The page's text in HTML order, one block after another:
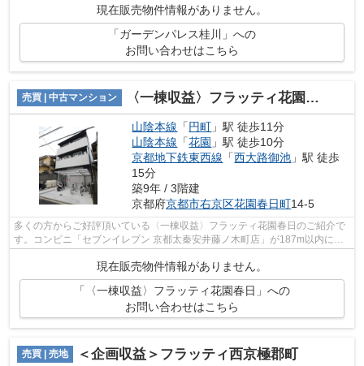
現在販売物件情報がありません。
「ガーデンパレス桂川」への
お問い合わせはこちら
売買 | 中古マンション 〈一棟収益〉フラッティ花園春日
山陰本線 「円町 」駅 徒歩11分
山陰本線 「花園 」駅 徒歩10分
京都地下鉄東西線 「西大路御池 」駅 徒歩
15分
築9年 / 3階建
京都府京都市右京区花園春日町14-5
多くの方からご好評頂いている〈一棟収益〉フラッティ花園春日のご紹介で
す。コンビニ「セブンイレブン 京都太秦安井藤ノ木町店」が187m以内にあ
る物件です。家から336mのところに京都...
現在販売物件情報がありません。
「〈一棟収益〉フラッティ花園春日」への
お問い合わせはこちら
売買 | 売地 ＜企画収益＞フラッティ西京極郡町